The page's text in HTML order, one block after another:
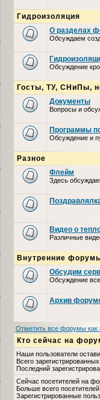
Гидроизоляция
О разделах
Обсуждаем
Обсуждение
Госты, ТУ, СНиПы,
Документы
Вопросы и
Программы
Обсуждение и
Разное
Флейм
Здесь
Видео о
Различные
Внутренние
Обсудим
Обсуждение
Архив
Отметить все форумы как
Кто сейчас на
Наши пользователи
Всего
Последний
Сейчас посетителей на
Больше всего
Зарегистрированные